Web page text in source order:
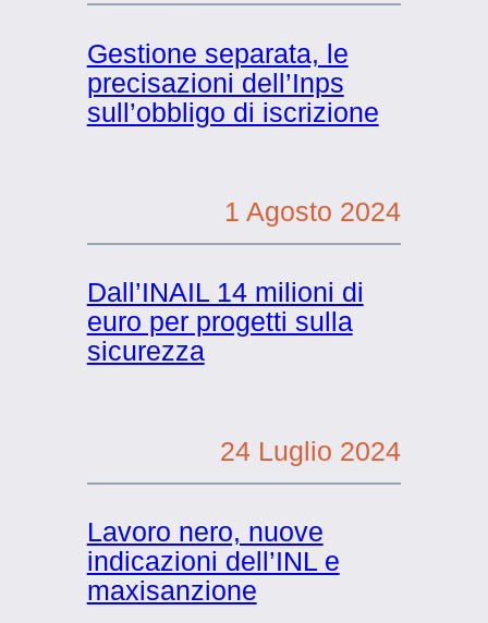
Gestione separata, le
precisazioni dell’Inps
sull’obbligo di iscrizione
1 Agosto 2024
Dall’INAIL 14 milioni di
euro per progetti sulla
sicurezza
24 Luglio 2024
Lavoro nero, nuove
indicazioni dell’INL e
maxisanzione